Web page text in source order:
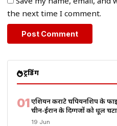
the next time I comment.
ट्रेंडिंग
01एशियन कराटे चैंपियनशिप के
चीन-ईरान के दिग्गजों को धूल
19 Jun